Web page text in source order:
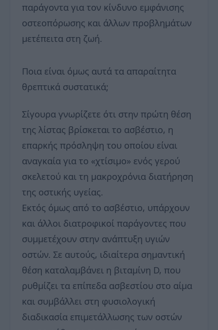
παράγοντα για τον κίνδυνο εμφάνισης
οστεοπόρωσης και άλλων προβλημάτων
μετέπειτα στη ζωή.
Ποια είναι όμως αυτά τα απαραίτητα
θρεπτικά συστατικά;
Σίγουρα γνωρίζετε ότι στην πρώτη θέση
της λίστας βρίσκεται το ασβέστιο, η
επαρκής πρόσληψη του οποίου είναι
αναγκαία για το «χτίσιμο» ενός γερού
σκελετού και τη μακροχρόνια διατήρηση
της οστικής υγείας.
Εκτός όμως από το ασβέστιο, υπάρχουν
και άλλοι διατροφικοί παράγοντες που
συμμετέχουν στην ανάπτυξη υγιών
οστών. Σε αυτούς, ιδιαίτερα σημαντική
θέση καταλαμβάνει η βιταμίνη D, που
ρυθμίζει τα επίπεδα ασβεστίου στο αίμα
και συμβάλλει στη φυσιολογική
διαδικασία επιμετάλλωσης των οστών